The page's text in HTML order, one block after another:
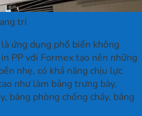
trí
ứng dụng phổ biến không
PP với Formex tạo nên những
nhẹ, có khả năng chịu lực
như làm bảng trưng bày,
bảng phòng chống cháy, bảng